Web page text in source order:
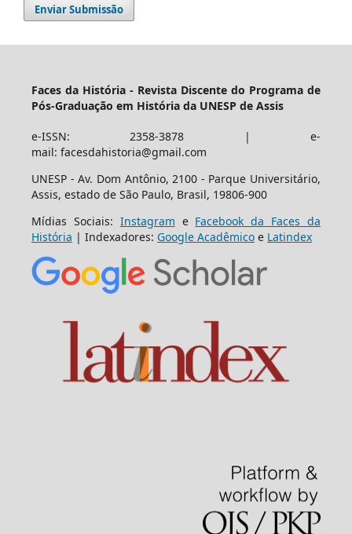
Enviar Submissão
Faces da História - Revista Discente do Programa de
Pós-Graduação em História da UNESP de Assis
e-ISSN: 2358-3878 | e-
mail: facesdahistoria@gmail.com
UNESP - Av. Dom Antônio, 2100 - Parque Universitário,
Assis, estado de São Paulo, Brasil, 19806-900
Mídias Sociais: Instagram e Facebook da Faces da
História | Indexadores: Google Acadêmicoe Latindex